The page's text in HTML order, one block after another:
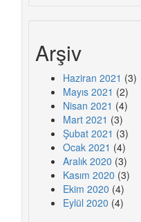
Arşiv
Haziran 2021 (3)
Mayıs 2021 (2)
Nisan 2021 (4)
Mart 2021 (3)
Şubat 2021 (3)
Ocak 2021 (4)
Aralık 2020 (3)
Kasım 2020 (3)
Ekim 2020 (4)
Eylül 2020 (4)